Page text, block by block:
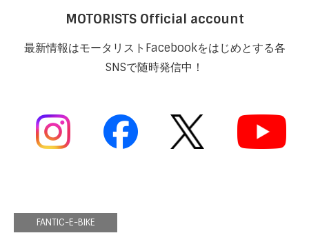
MOTORISTS Official account
最新情報はモータリストFacebookをはじめとする各
SNSで随時発信中！
FANTIC-E-BIKE